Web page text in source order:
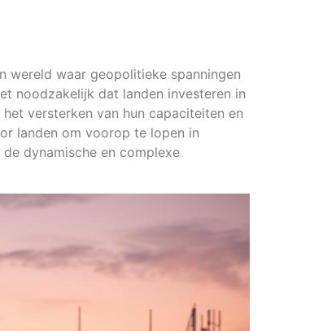
wereld waar geopolitieke spanningen
noodzakelijk dat landen investeren in
versterken van hun capaciteiten en
landen om voorop te lopen in
dynamische en complexe